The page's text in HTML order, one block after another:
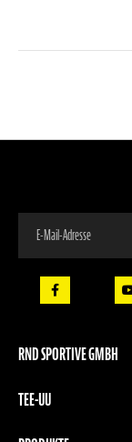
sich
Newsletter
RND SPORTIVE GMBH
TEE-UU